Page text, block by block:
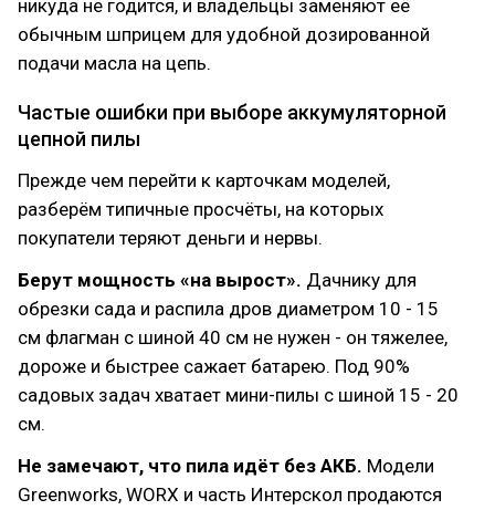
никуда не годится, и владельцы заменяют её
обычным шприцем для удобной дозированной
подачи масла на цепь.
Частые ошибки при выборе аккумуляторной
цепной пилы
Прежде чем перейти к карточкам моделей,
разберём типичные просчёты, на которых
покупатели теряют деньги и нервы.
Берут мощность «на вырост». Дачнику для
обрезки сада и распила дров диаметром 10 - 15
см флагман с шиной 40 см не нужен - он тяжелее,
дороже и быстрее сажает батарею. Под 90%
садовых задач хватает мини-пилы с шиной 15 - 20
см.
Не замечают, что пила идёт без АКБ. Модели
Greenworks, WORX и часть Интерскол продаются